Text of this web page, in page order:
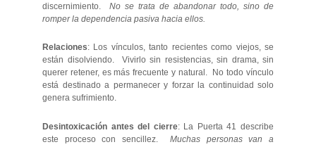
discernimiento. No se trata de abandonar todo, sino de
romper la dependencia pasiva hacia ellos.
Relaciones: Los vínculos, tanto recientes como viejos, se
están disolviendo. Vivirlo sin resistencias, sin drama, sin
querer retener, es más frecuente y natural. No todo vínculo
está destinado a permanecer y forzar la continuidad solo
genera sufrimiento.
Desintoxicación antes del cierre: La Puerta 41 describe
este proceso con sencillez.Muchas personas van a